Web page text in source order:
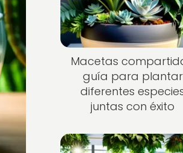
Macetas
guía para plantar
diferentes
juntas con éxito